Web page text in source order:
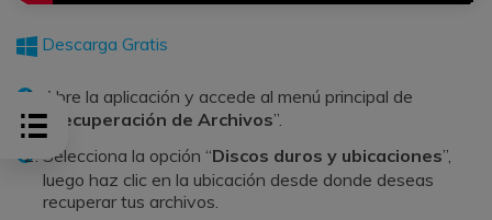
Descarga Gratis
Abre la aplicación y accede al menú principal de
“ Recuperación de Archivos”.
Selecciona la opción “Discos duros y ubicaciones”,
luego haz clic en la ubicación desde donde deseas
recuperar tus archivos.